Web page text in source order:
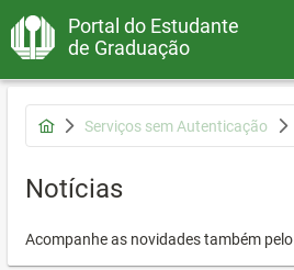
Portal do Estudante
de Graduação
Serviços sem Autenticação
Notícias
Acompanhe as novidades também pelo